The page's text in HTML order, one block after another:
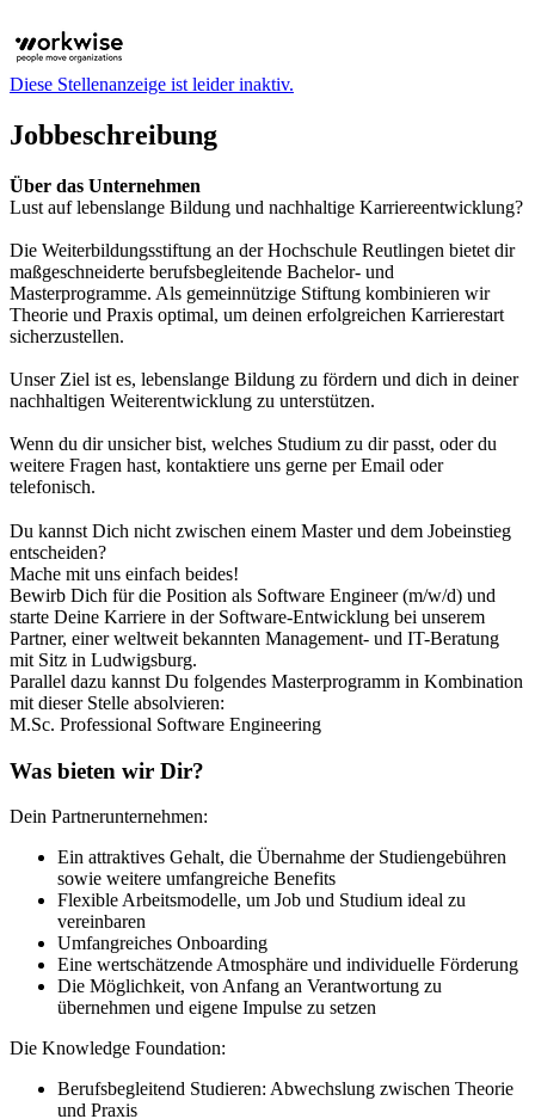
Diese Stellenanzeige ist leider inaktiv.
Jobbeschreibung
Über das Unternehmen
Lust auf lebenslange Bildung und nachhaltige Karriereentwicklung?
Die Weiterbildungsstiftung an der Hochschule Reutlingen bietet dir
maßgeschneiderte berufsbegleitende Bachelor- und
Masterprogramme. Als gemeinnützige Stiftung kombinieren wir
Theorie und Praxis optimal, um deinen erfolgreichen Karrierestart
sicherzustellen.
Unser Ziel ist es, lebenslange Bildung zu fördern und dich in deiner
nachhaltigen Weiterentwicklung zu unterstützen.
Wenn du dir unsicher bist, welches Studium zu dir passt, oder du
weitere Fragen hast, kontaktiere uns gerne per Email oder
telefonisch.
Du kannst Dich nicht zwischen einem Master und dem Jobeinstieg
entscheiden?
Mache mit uns einfach beides!
Bewirb Dich für die Position als Software Engineer (m/w/d) und
starte Deine Karriere in der Software-Entwicklung bei unserem
Partner, einer weltweit bekannten Management- und IT-Beratung
mit Sitz in Ludwigsburg.
Parallel dazu kannst Du folgendes Masterprogramm in Kombination
mit dieser Stelle absolvieren:
M.Sc. Professional Software Engineering
Was bieten wir Dir?
Dein Partnerunternehmen:
Ein attraktives Gehalt, die Übernahme der Studiengebühren
sowie weitere umfangreiche Benefits
Flexible Arbeitsmodelle, um Job und Studium ideal zu
vereinbaren
Umfangreiches Onboarding
Eine wertschätzende Atmosphäre und individuelle Förderung
Die Möglichkeit, von Anfang an Verantwortung zu
übernehmen und eigene Impulse zu setzen
Die Knowledge Foundation:
Berufsbegleitend Studieren: Abwechslung zwischen Theorie
und Praxis